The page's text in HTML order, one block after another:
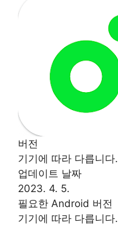
버전
기기에 따라 다릅니다.
업데이트 날짜
2023. 4. 5.
필요한 Android 버전
기기에 따라 다릅니다.